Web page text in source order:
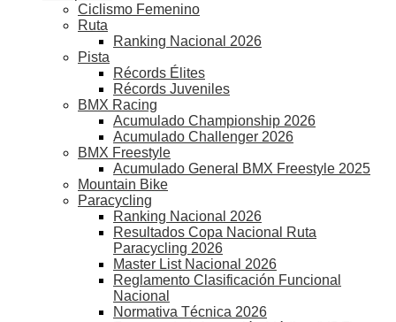
Ciclismo Femenino
Ruta
Ranking Nacional 2026
Pista
Récords Élites
Récords Juveniles
BMX Racing
Acumulado Championship 2026
Acumulado Challenger 2026
BMX Freestyle
Acumulado General BMX Freestyle 2025
Mountain Bike
Paracycling
Ranking Nacional 2026
Resultados Copa Nacional Ruta
Paracycling 2026
Master List Nacional 2026
Reglamento Clasificación Funcional
Nacional
Normativa Técnica 2026